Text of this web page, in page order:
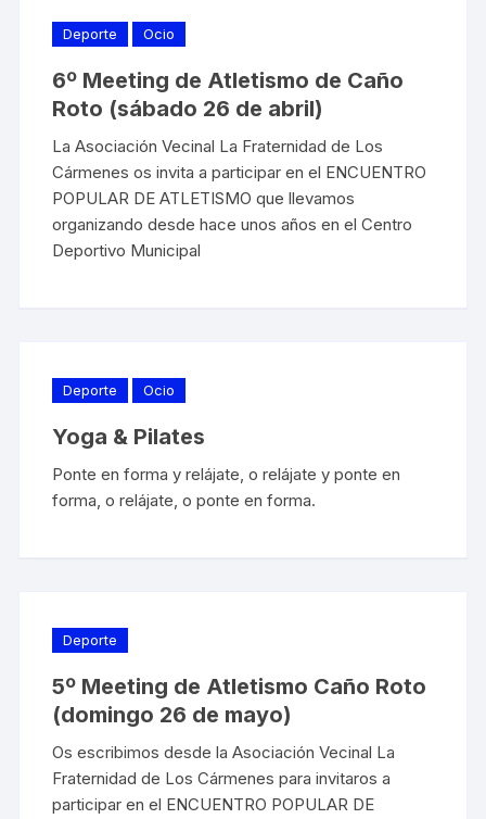
Deporte Ocio
6º Meeting de Atletismo de Caño
Roto (sábado 26 de abril)
La Asociación Vecinal La Fraternidad de Los
Cármenes os invita a participar en el ENCUENTRO
POPULAR DE ATLETISMO que llevamos
organizando desde hace unos años en el Centro
Deportivo Municipal
Deporte Ocio
Yoga & Pilates
Ponte en forma y relájate, o relájate y ponte en
forma, o relájate, o ponte en forma.
Deporte
5º Meeting de Atletismo Caño Roto
(domingo 26 de mayo)
Os escribimos desde la Asociación Vecinal La
Fraternidad de Los Cármenes para invitaros a
participar en el ENCUENTRO POPULAR DE